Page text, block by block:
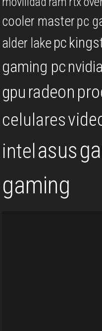
cooler masterpc
alder lakepc
gaming pcnvidia
gpu radeon
celulares
intel asus
gaming